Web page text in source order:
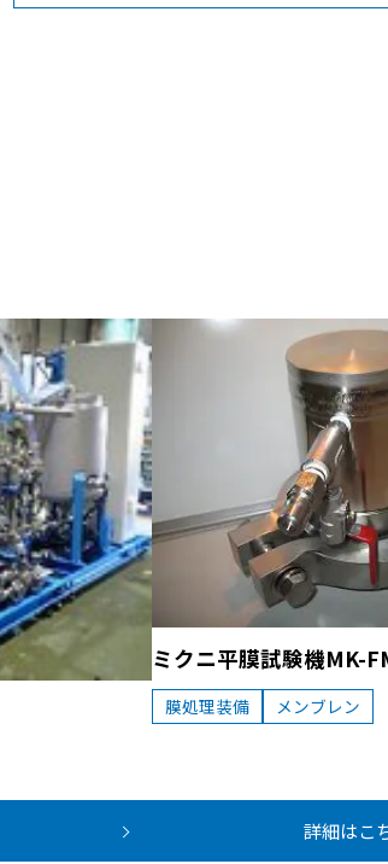
ミクニ平膜試験機MK-
膜処理装備 メンブレン
詳細はこ